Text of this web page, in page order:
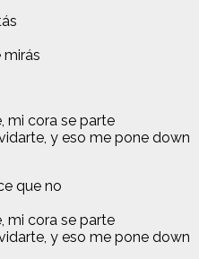
mirás
mi cora se parte
y eso me pone down
que no
mi cora se parte
y eso me pone down